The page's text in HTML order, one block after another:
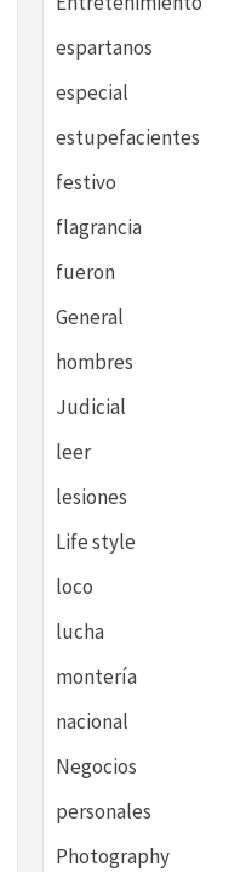
espartanos
especial
estupefacientes
festivo
flagrancia
fueron
General
hombres
Judicial
leer
lesiones
Life style
loco
lucha
montería
nacional
Negocios
personales
Photography